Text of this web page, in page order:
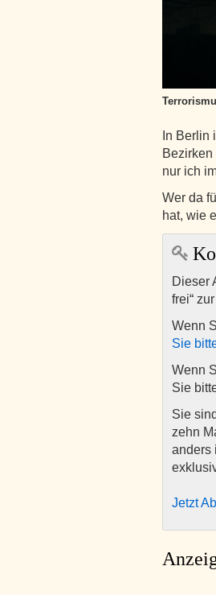
In Berlin
nur ich
Wer da
hat, wie
Dieser
frei“
Wenn
Sie
Wenn
Sie
Sie
zehn
anders
Jetzt